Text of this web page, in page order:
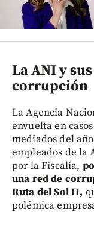
La ANI y
corrupción
La Agencia
envuelta en
mediados del
empleados de la
por la Fiscalía,
una red de
Ruta del Sol II,
polémica